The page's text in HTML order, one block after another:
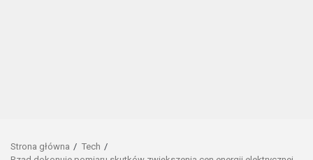
Strona główna
Tech